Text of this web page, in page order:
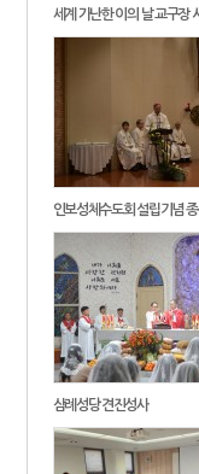
세계 가난한 이의 날 교구장
인보성체수도회 설립기념 종
삼례성당 견진성사